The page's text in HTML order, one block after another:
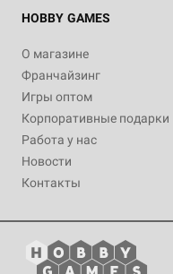
HOBBY GAMES
О магазине
Франчайзинг
Игры оптом
Корпоративные подарки
Работа у нас
Новости
Контакты